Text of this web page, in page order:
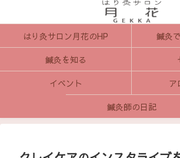
はり灸サロン月花のHP
鍼灸
鍼灸を知る
イベント
ア
鍼灸師の日記